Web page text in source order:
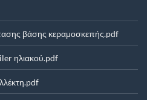
βάσης κεραμοσκεπής.pdf
ηλιακού.pdf